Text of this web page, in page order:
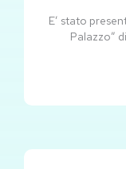
E’ stato
Palazzo”